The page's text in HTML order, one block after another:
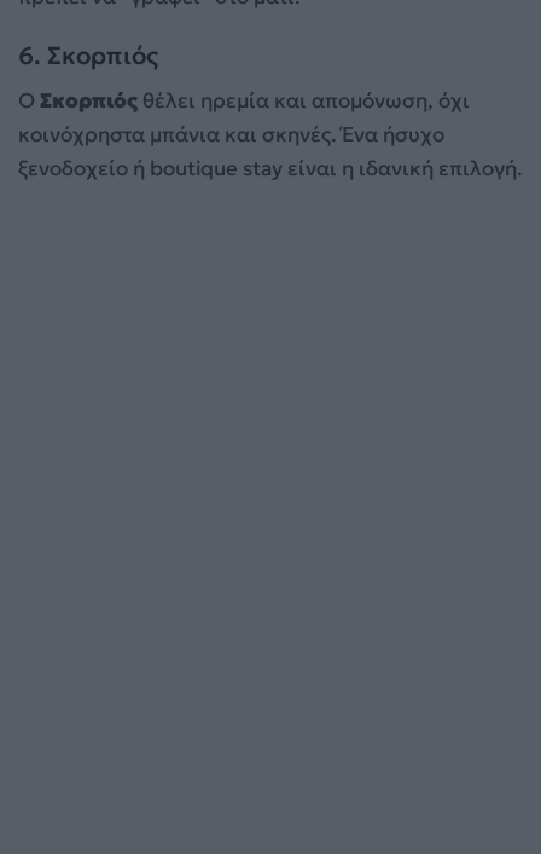
6. Σκορπιός
Ο Σκορπιός θέλει ηρεμία και απομόνωση, όχι
κοινόχρηστα μπάνια και σκηνές. Ένα ήσυχο
ξενοδοχείο ή boutique stay είναι η ιδανική επιλογή.